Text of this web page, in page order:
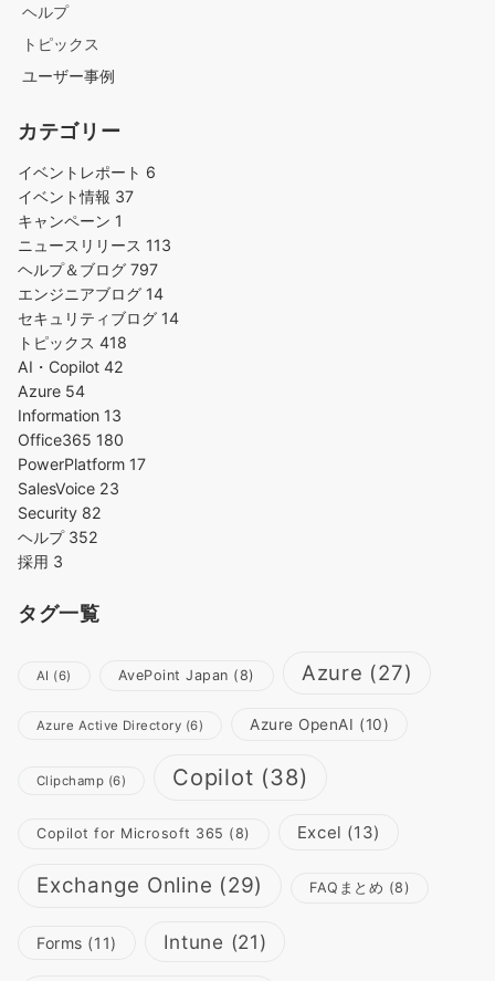
ヘルプ
トピックス
ユーザー事例
カテゴリー
イベントレポート 6
イベント情報 37
キャンペーン 1
ニュースリリース 113
ヘルプ＆ブログ 797
エンジニアブログ 14
セキュリティブログ 14
トピックス 418
AI・Copilot 42
Azure 54
Information 13
Office365 180
PowerPlatform 17
SalesVoice 23
Security 82
ヘルプ 352
採用 3
タグ一覧
AI (6) AvePoint Japan (8) Azure (27)
Azure Active Directory (6) Azure OpenAI (10)
Clipchamp (6) Copilot (38)
Copilot for Microsoft 365 (8) Excel (13)
Exchange Online (29) FAQまとめ (8)
Forms (11) Intune (21)